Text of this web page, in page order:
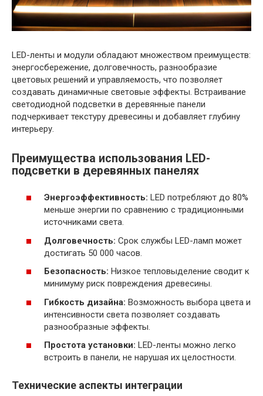
LED-ленты и модули обладают множеством преимуществ:
энергосбережение, долговечность, разнообразие
цветовых решений и управляемость, что позволяет
создавать динамичные световые эффекты. Встраивание
светодиодной подсветки в деревянные панели
подчеркивает текстуру древесины и добавляет глубину
интерьеру.
Преимущества использования LED-
подсветки в деревянных панелях
Энергоэффективность: LED потребляют до 80%
меньше энергии по сравнению с традиционными
источниками света.
Долговечность: Срок службы LED-ламп может
достигать 50 000 часов.
Безопасность: Низкое тепловыделение сводит к
минимуму риск повреждения древесины.
Гибкость дизайна: Возможность выбора цвета и
интенсивности света позволяет создавать
разнообразные эффекты.
Простота установки: LED-ленты можно легко
встроить в панели, не нарушая их целостности.
Технические аспекты интеграции